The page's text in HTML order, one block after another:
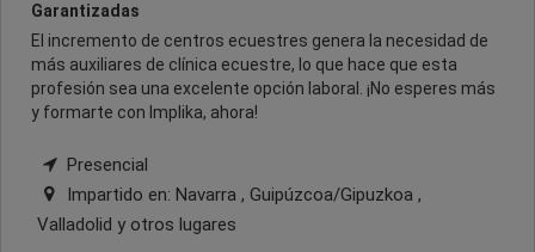
Garantizadas
El incremento de centros ecuestres genera la necesidad de
más auxiliares de clínica ecuestre, lo que hace que esta
profesión sea una excelente opción laboral. ¡No esperes más
y formarte con Implika, ahora!
Presencial
Impartido en: Navarra , Guipúzcoa/Gipuzkoa ,
Valladolid y otros lugares